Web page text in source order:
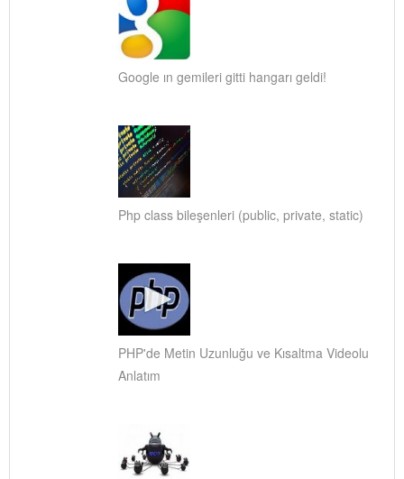
Google ın gemileri gitti hangarı geldi!
Php class bileşenleri (public, private, static)
PHP'de Metin Uzunluğu ve Kısaltma Videolu
Anlatım